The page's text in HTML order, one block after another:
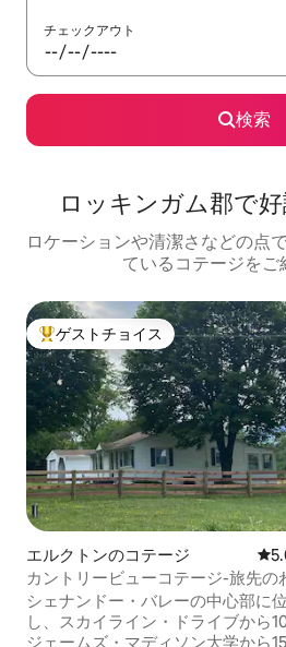
チェックアウト
検索
ロッキンガム郡で
ロケーションや清潔さなどの点
ているコテージをご
大好評のゲストチョイスです。
ゲストチョイス
エルクトンのコテージ レ
カントリービューコテージ-旅先の
です！
シェナンドー・バレーの中心部に
し、スカイライン・ドライブから10
ジェームズ・マディソン大学から